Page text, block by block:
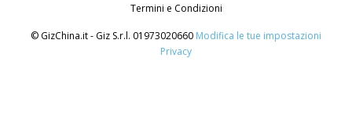
Termini e Condizioni
© GizChina.it - Giz S.r.l. 01973020660 Modifica le tue impostazioni
Privacy